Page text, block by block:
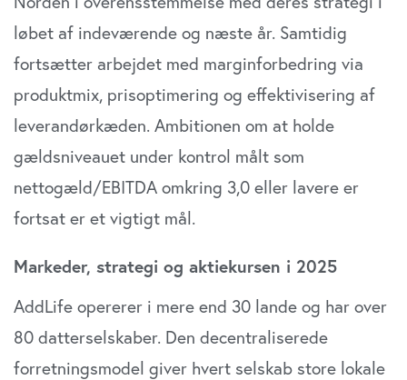
løbet af indeværende og næste år. Samtidig
fortsætter arbejdet med marginforbedring via
produktmix, prisoptimering og effektivisering af
leverandørkæden. Ambitionen om at holde
gældsniveauet under kontrol målt som
nettogæld/EBITDA omkring 3,0 eller lavere er
fortsat er et vigtigt mål.
Markeder, strategi og aktiekursen i 2025
AddLife opererer i mere end 30 lande og har over
80 datterselskaber. Den decentraliserede
forretningsmodel giver hvert selskab store lokale